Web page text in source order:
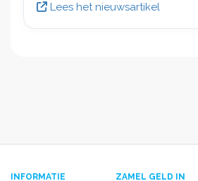
Lees het nieuwsartikel
INFORMATIE ZAMEL GELD IN